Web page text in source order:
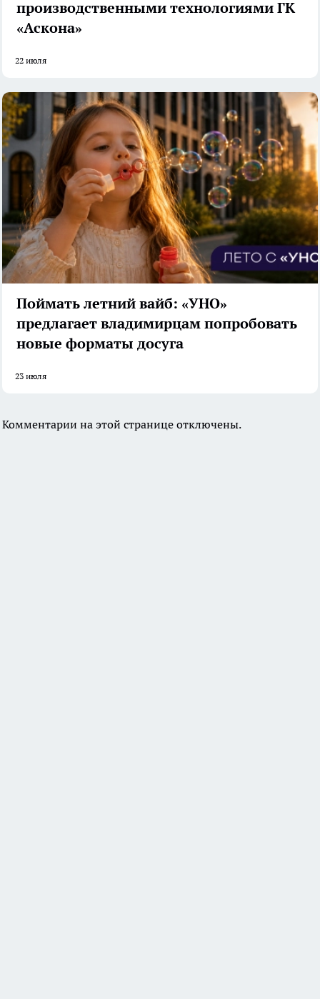
производственными технологиями ГК
«Аскона»
22 июля
Поймать летний вайб: «УНО»
предлагает владимирцам попробовать
новые форматы досуга
23 июля
Комментарии на этой странице отключены.